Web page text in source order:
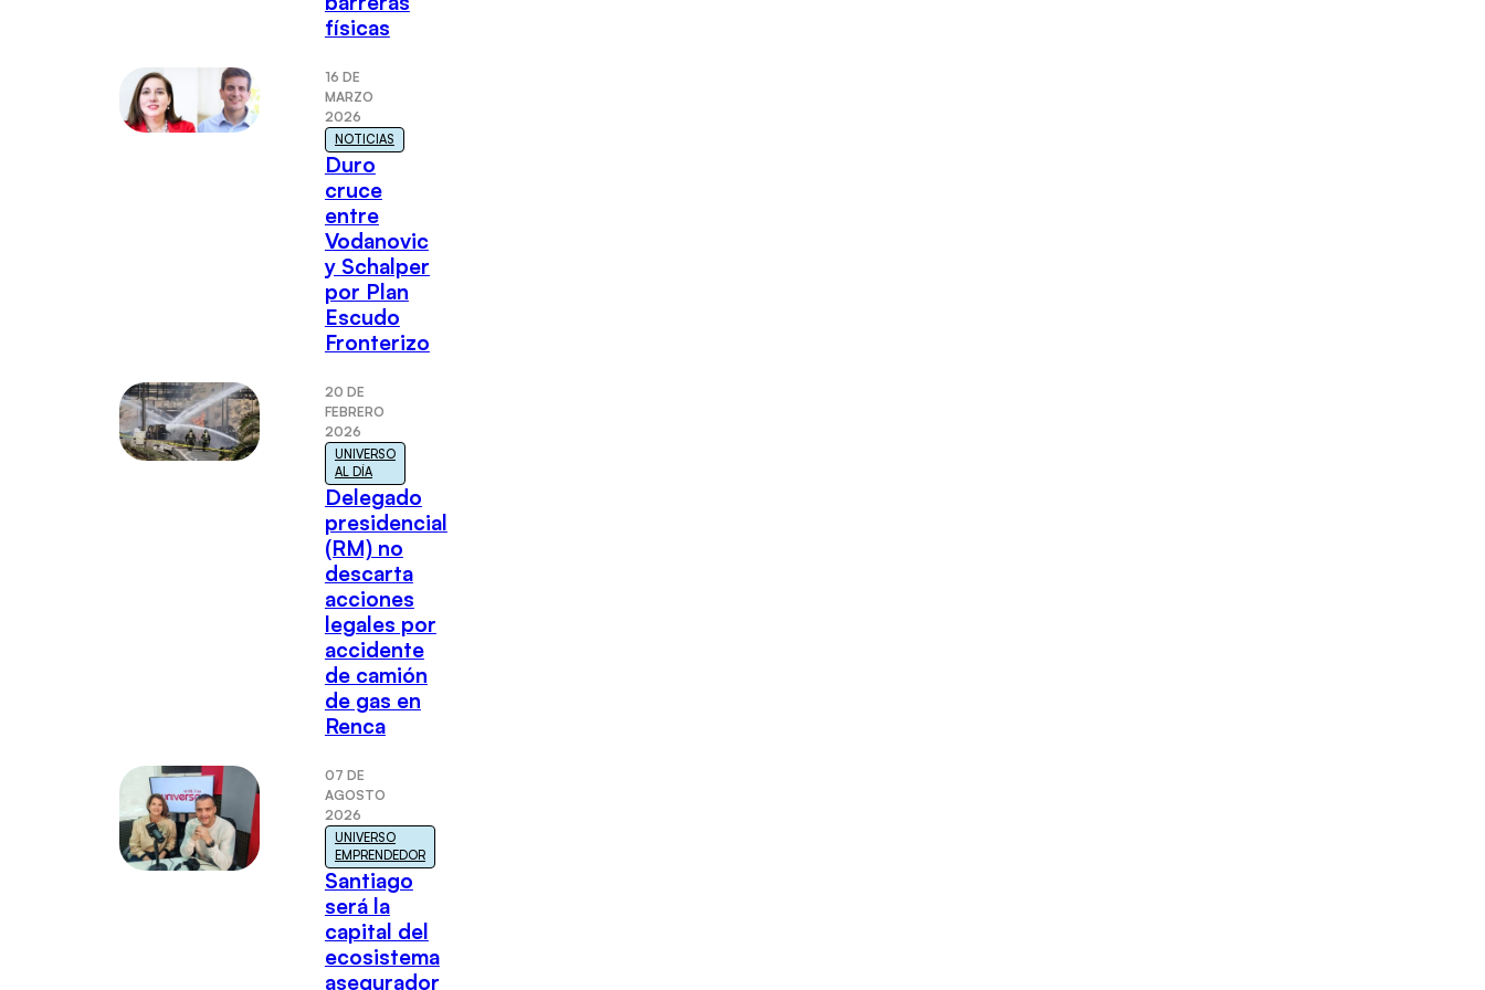
físicas
16 DE
MARZO
2026
NOTICIAS
Duro
cruce
entre
Vodanovic
y Schalper
por Plan
Escudo
Fronterizo
20 DE
FEBRERO
2026
UNIVERSO
AL DÍA
Delegado
presidencial
(RM) no
descarta
acciones
legales por
accidente
de camión
de gas en
Renca
07 DE
AGOSTO
2026
UNIVERSO
EMPRENDEDOR
Santiago
será la
capital del
ecosistema
asegurador